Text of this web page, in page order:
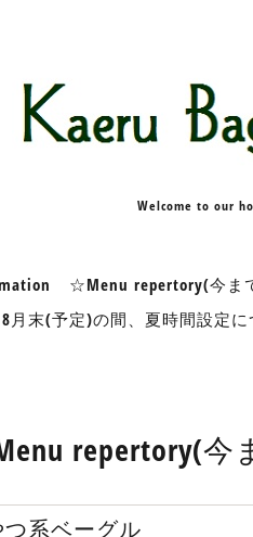
Welcome to our
☆Menu repertory(今ま
月末(予定)の間、夏時間設定
repertory(今
つ系ベーグル